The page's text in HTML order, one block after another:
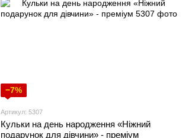
−7%
Артикул: 5307
Кульки на день народження «Ніжний
подарунок для дівчини» - преміум